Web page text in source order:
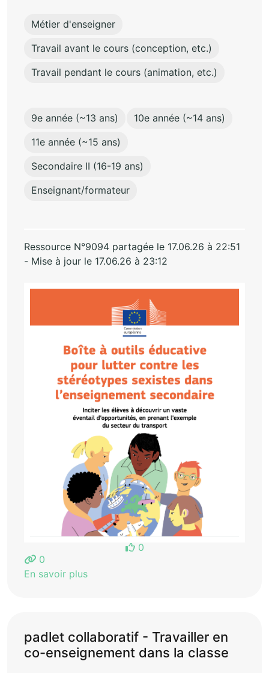
Métier d'enseigner
Travail avant le cours (conception, etc.)
Travail pendant le cours (animation, etc.)
9e année (~13 ans)
10e année (~14 ans)
11e année (~15 ans)
Secondaire II (16-19 ans)
Enseignant/formateur
Ressource N°9094 partagée le 17.06.26 à 22:51
- Mise à jour le 17.06.26 à 23:12
0
0
En savoir plus
padlet collaboratif - Travailler en
co-enseignement dans la classe